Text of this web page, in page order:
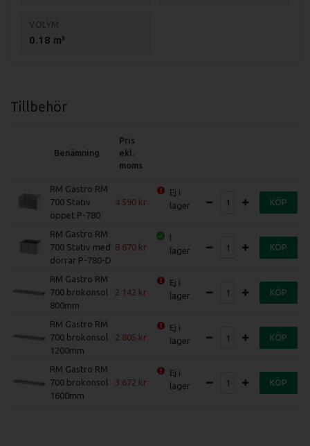
Mått (LxBxH): 800x730x300mm
Total effekt: 29,5kW
VOLYM
0.18 m³
Tillbehör
Benämning
Pris
ekl.
moms
RM Gastro RM
700 Stativ
öppet P-780
4 590
Ej i
lager
KÖP
RM Gastro RM
700 Stativ med
dörrar P-780-D
8 670
I
lager
KÖP
RM Gastro RM
700 brokonsol
800mm
2 142
Ej i
lager
KÖP
RM Gastro RM
700 brokonsol
1200mm
2 805
Ej i
lager
KÖP
RM Gastro RM
700 brokonsol
1600mm
3 672
Ej i
lager
KÖP